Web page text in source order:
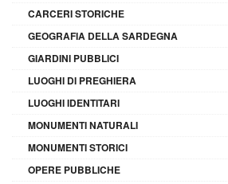
CARCERI STORICHE
GEOGRAFIA DELLA SARDEGNA
GIARDINI PUBBLICI
LUOGHI DI PREGHIERA
LUOGHI IDENTITARI
MONUMENTI NATURALI
MONUMENTI STORICI
OPERE PUBBLICHE